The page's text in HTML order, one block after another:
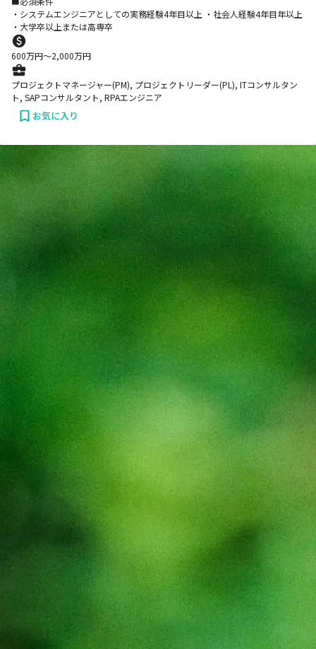
・システムエンジニアとしての実務経験4年目以上 ・社会人経験4年目年以上
・大学卒以上または高専卒
600万円〜2,000万円
プロジェクトマネージャー(PM), プロジェクトリーダー(PL), ITコンサルタン
ト, SAPコンサルタント, RPAエンジニア
お気に入り